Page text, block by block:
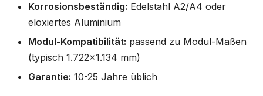
Korrosionsbeständig: Edelstahl A2/A4 oder
eloxiertes Aluminium
Modul-Kompatibilität: passend zu Modul-Maßen
(typisch 1.722×1.134 mm)
Garantie: 10-25 Jahre üblich